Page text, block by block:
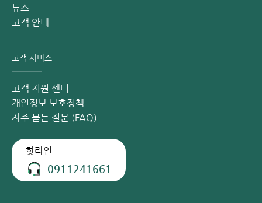
뉴스
고객 안내
고객 서비스
고객 지원 센터
개인정보 보호정책
자주 묻는 질문 (FAQ)
핫라인
0911241661